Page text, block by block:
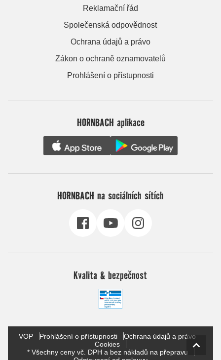
Reklamační řád
Společenská odpovědnost
Ochrana údajů a právo
Zákon o ochraně oznamovatelů
Prohlášení o přístupnosti
HORNBACH aplikace
HORNBACH na sociálních sítích
Kvalita & bezpečnost
VOP Prohlášení o přístupnosti
Ochrana údajů a právo
Cookies
* Všechny ceny vč. DPH a bez nákladů na přepravu